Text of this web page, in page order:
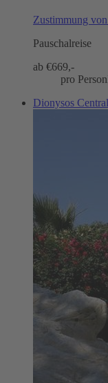
Zustimmung
Pauschalreise
ab €669,-
pro Person
Dionysos